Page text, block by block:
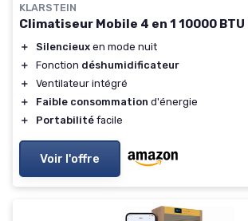
KLARSTEIN
Climatiseur Mobile 4 en 1 10000 BTU
＋ Silencieux en mode nuit
＋
Fonction déshumidificateur
＋
Ventilateur intégré
＋
Faible consommation d'énergie
＋
Portabilité facile
Voir l'offre